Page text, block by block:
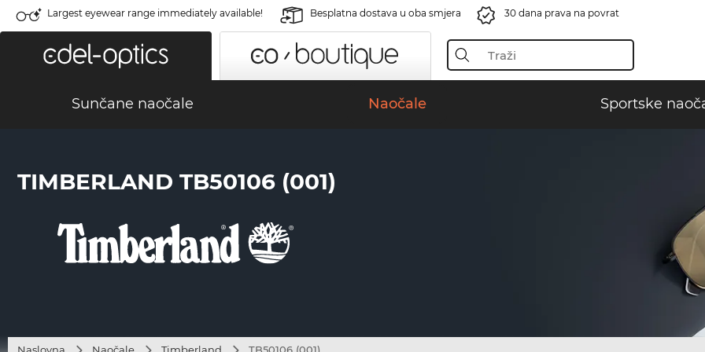
Largest eyewear range immediately available! Besplatna dostava u oba smjera 30 dana prava na povrat
Sunčane naočale Naočale Sportske
TIMBERLAND TB50106 (001)